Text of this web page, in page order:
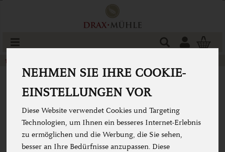
NEHMEN SIE IHRE COOKIE-
EINSTELLUNGEN VOR
Diese Website verwendet Cookies und Targeting
Technologien, um Ihnen ein besseres Internet-Erlebnis
zu ermöglichen und die Werbung, die Sie sehen,
besser an Ihre Bedürfnisse anzupassen. Diese
Produkt